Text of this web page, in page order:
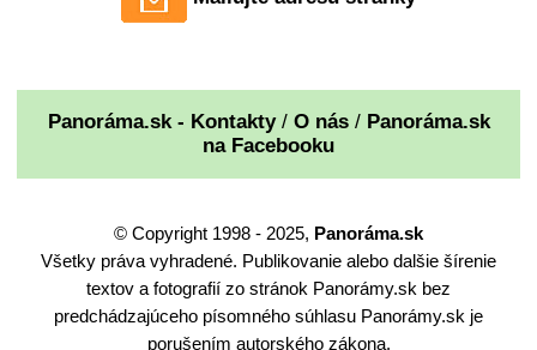
Panoráma.sk - Kontakty/ O nás/ Panoráma.sk
na Facebooku
© Copyright 1998 - 2025, Panoráma.sk
Všetky práva vyhradené. Publikovanie alebo dalšie šírenie
textov a fotografií zo stránok Panorámy.sk bez
predchádzajúceho písomného súhlasu Panorámy.sk je
porušením autorského zákona.